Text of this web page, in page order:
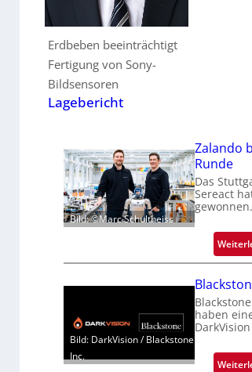
Erdbeben beeinträchtigt
Fertigung von Sony-
Bildsensoren
Lagebericht
Bild: ©Marc Schultheiss
Zalando
Runde
Das
Sereact
gewonnen.
Bild: DarkVision / Blackstone
Inc.
haben